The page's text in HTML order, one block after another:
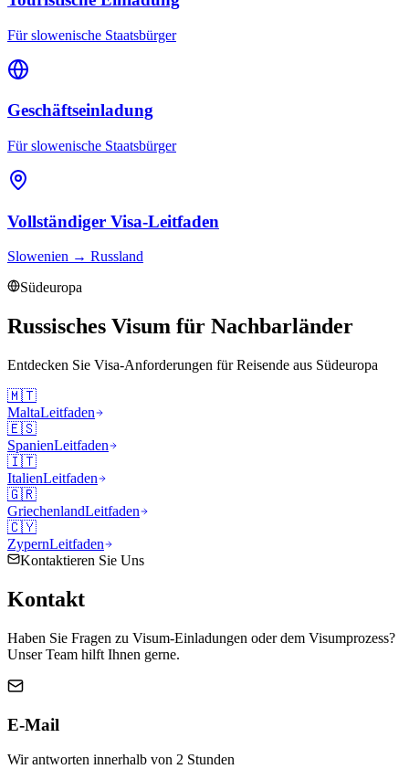
Für slowenische Staatsbürger
Geschäftseinladung
Für slowenische Staatsbürger
Vollständiger Visa-Leitfaden
Slowenien → Russland
Südeuropa
Russisches Visum für Nachbarländer
Entdecken Sie Visa-Anforderungen für Reisende aus Südeuropa
🇲🇹
MaltaLeitfaden
🇪🇸
SpanienLeitfaden
🇮🇹
ItalienLeitfaden
🇬🇷
GriechenlandLeitfaden
🇨🇾
ZypernLeitfaden
Kontaktieren Sie Uns
Kontakt
Haben Sie Fragen zu Visum-Einladungen oder dem Visumprozess?
Unser Team hilft Ihnen gerne.
E-Mail
Wir antworten innerhalb von 2 Stunden